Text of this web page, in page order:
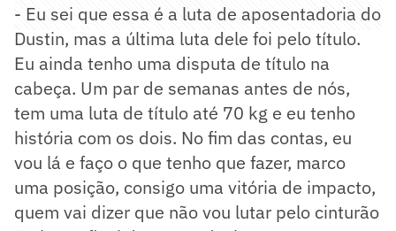
- Eu sei que essa é a luta de aposentadoria do
Dustin, mas a última luta dele foi pelo título.
Eu ainda tenho uma disputa de título na
cabeça. Um par de semanas antes de nós,
tem uma luta de título até 70 kg e eu tenho
história com os dois. No fim das contas, eu
vou lá e faço o que tenho que fazer, marco
uma posição, consigo uma vitória de impacto,
quem vai dizer que não vou lutar pelo cinturão